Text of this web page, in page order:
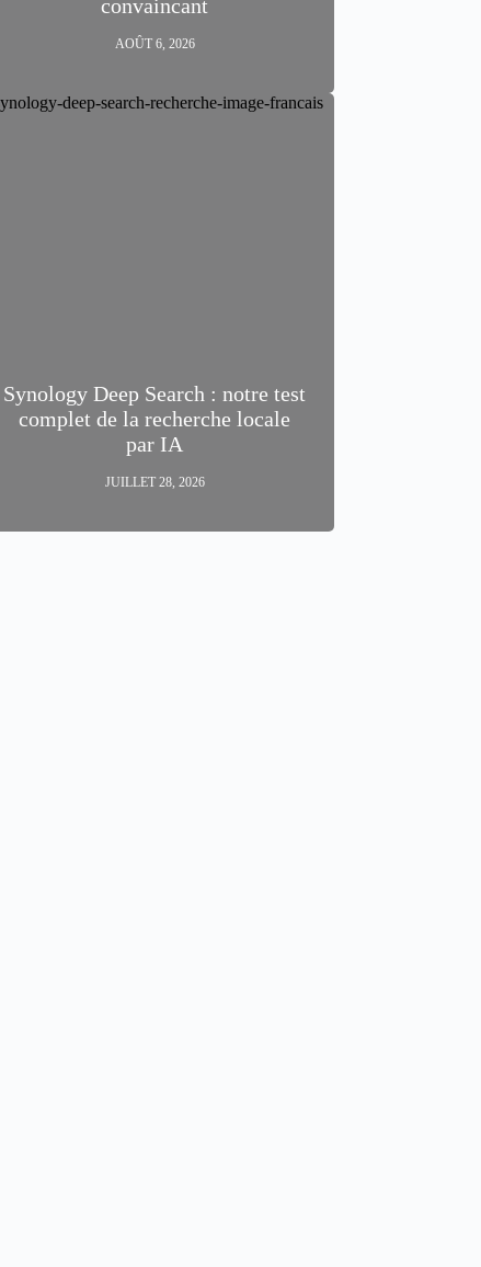
convaincant
AOÛT 6, 2026
Synology Deep Search : notre test
complet de la recherche locale
par IA
JUILLET 28, 2026